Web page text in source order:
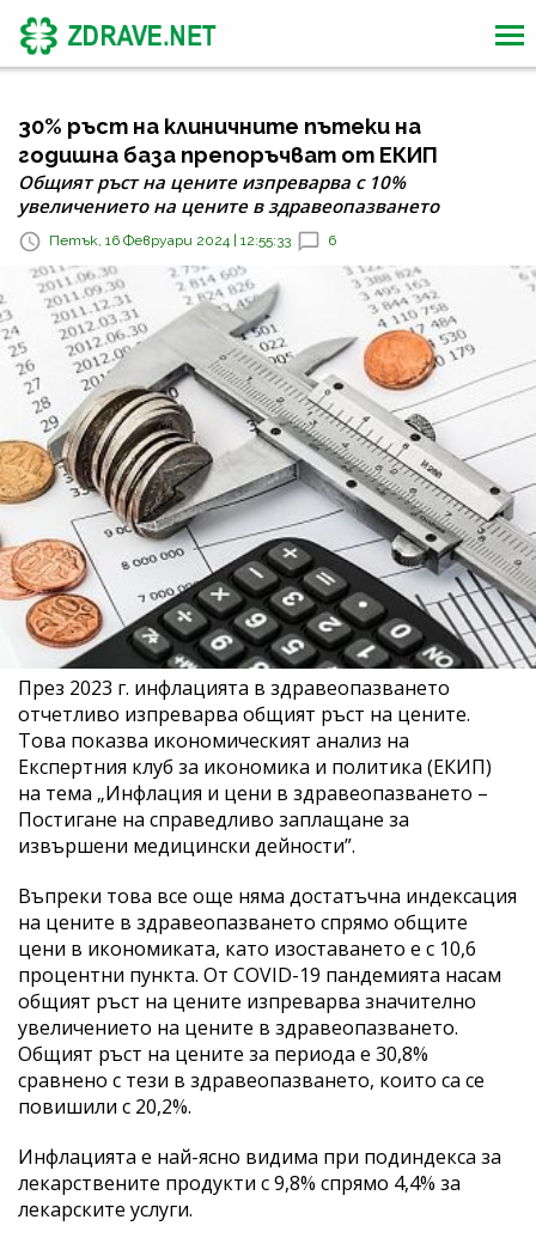
30% ръст на клиничните пътеки на
годишна база препоръчват от ЕКИП
Общият ръст на цените изпреварва с 10%
увеличението на цените в здравеопазването
Петък, 16 Февруари 2024 | 12:55:33 6
През 2023 г. инфлацията в здравеопазването
отчетливо изпреварва общият ръст на цените.
Това показва икономическият анализ на
Експертния клуб за икономика и политика (ЕКИП)
на тема „Инфлация и цени в здравеопазването –
Постигане на справедливо заплащане за
извършени медицински дейности”.
Въпреки това все още няма достатъчна индексация
на цените в здравеопазването спрямо общите
цени в икономиката, като изоставането е с 10,6
процентни пункта. От COVID-19 пандемията насам
общият ръст на цените изпреварва значително
увеличението на цените в здравеопазването.
Общият ръст на цените за периода е 30,8%
сравнено с тези в здравеопазването, които са се
повишили с 20,2%.
Инфлацията е най-ясно видима при подиндекса за
лекарствените продукти с 9,8% спрямо 4,4% за
лекарските услуги.